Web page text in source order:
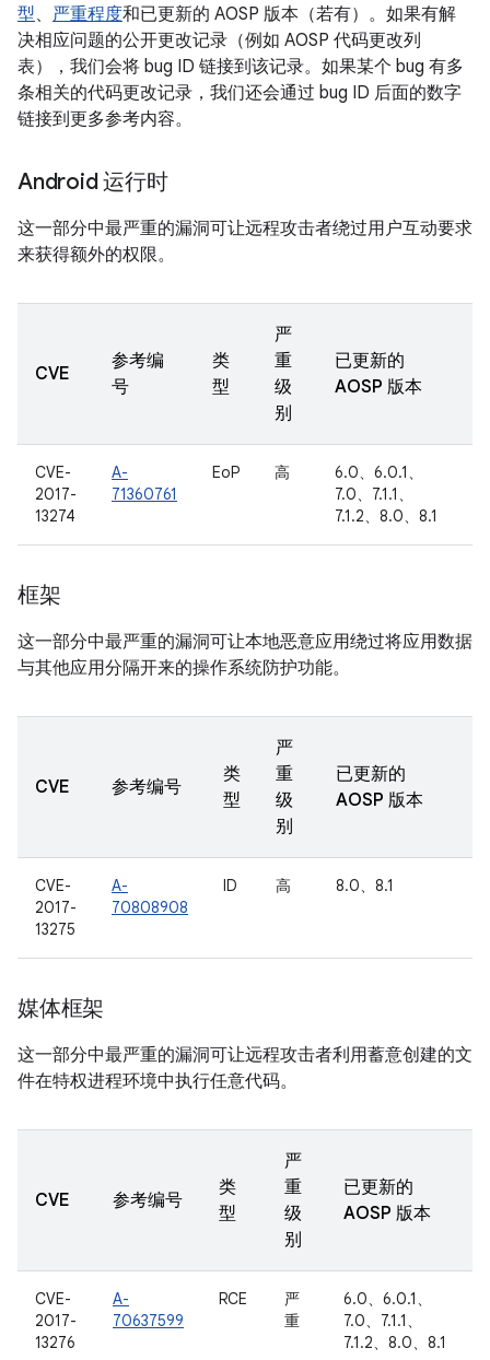
型、 严重程度和已更新的 AOSP 版本（若有）。如果有解
决相应问题的公开更改记录（例如 AOSP 代码更改列
表），我们会将 bug ID 链接到该记录。如果某个 bug 有多
条相关的代码更改记录，我们还会通过 bug ID 后面的数字
链接到更多参考内容。
Android 运行时
这一部分中最严重的漏洞可让远程攻击者绕过用户互动要求
来获得额外的权限。
CVE
参考编
号
类
型
严
重
级
别
已更新的
AOSP 版本
CVE-
2017-
13274
A-
71360761
EoP 高
6.0、6.0.1、
7.0、7.1.1、
7.1.2、8.0、8.1
框架
这一部分中最严重的漏洞可让本地恶意应用绕过将应用数据
与其他应用分隔开来的操作系统防护功能。
CVE 参考编号
类
型
严
重
级
别
已更新的
AOSP 版本
CVE-
2017-
13275
A-
70808908
ID 高 8.0、8.1
媒体框架
这一部分中最严重的漏洞可让远程攻击者利用蓄意创建的文
件在特权进程环境中执行任意代码。
CVE 参考编号
类
型
严
重
级
别
已更新的
AOSP 版本
CVE-
2017-
13276
A-
70637599
RCE
严
重
6.0、6.0.1、
7.0、7.1.1、
7.1.2、8.0、8.1